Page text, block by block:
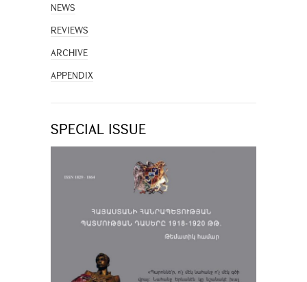
NEWS
REVIEWS
ARCHIVE
APPENDIX
SPECIAL ISSUE